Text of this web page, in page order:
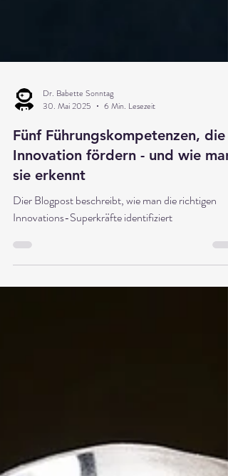
30. Mai 2025
6 Min. Lesezeit
Fünf Führungskompetenzen, die
Innovation fördern - und wie man
sie erkennt